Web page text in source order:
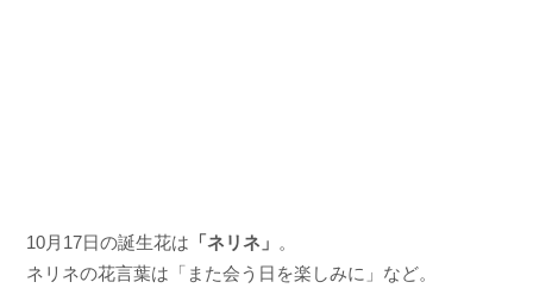
10月17日の誕生花は 「ネリネ」 。
ネリネの花言葉は「また会う日を楽しみに」など。